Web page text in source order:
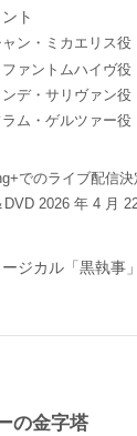
ト
ン・ミカエリス役
ァントムハイヴ役
デ・サリヴァン役
ム・ゲルツァー役
でのライブ配信決
DVD 2026 年 4 月
ジカル「黒執事
の金字塔